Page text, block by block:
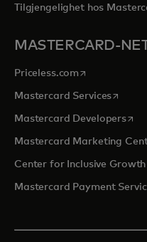
Tilgjengelighet hos
MASTERCARD-
Priceless.com opens in a
Mastercard Servicesopens
Mastercard Developers
Mastercard Marketing
Center for Inclusive Growth
Mastercard Payment